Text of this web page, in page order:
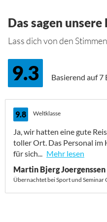
Das sagen unsere
Lass dich von den
9.3 Basierend auf7
9.8 Weltklasse
Ja, wir hatten eine gute
toller Ort. Das Personal im
für sich...
Mehr lesen
Martin Bjerg Joergenssen
Übernachtet bei Sport und Seminar